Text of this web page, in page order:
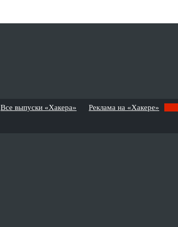
Все выпуски «Хакера» Реклама на «Хакере»